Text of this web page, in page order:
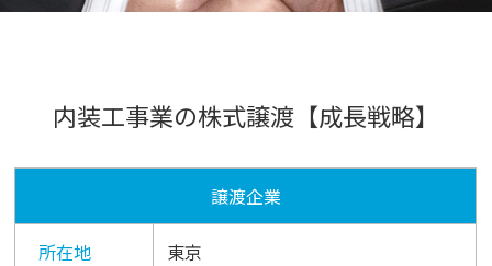
内装工事業の株式譲渡【成長戦略】
譲渡企業
所在地 東京